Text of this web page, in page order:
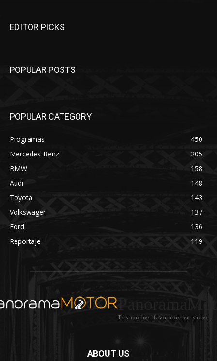
EDITOR PICKS
POPULAR POSTS
POPULAR CATEGORY
Programas
450
Mercedes-Benz
205
BMW
158
Audi
148
Toyota
143
Volkswagen
137
Ford
136
Reportaje
119
Tus coches favoritos en video.
ABOUT US